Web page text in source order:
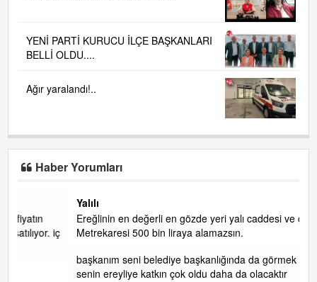
YENİ PARTİ KURUCU İLÇE BAŞKANLARI
BELLİ OLDU....
Ağır yaralandı!..
Haber Yorumları
Ereğlinin en değerli en gözde yeri yalı caddesi ve çevresidir.
Metrekaresi 500 bin liraya alamazsın.
başkanım seni belediye başkanlığında da görmek isteriz
senin ereyliye katkın çok oldu daha da olacaktır